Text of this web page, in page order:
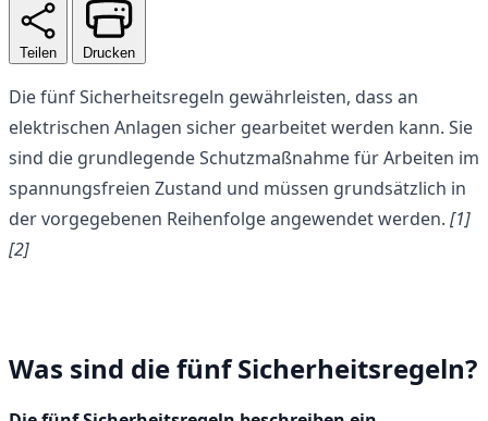
Teilen Drucken
Die fünf Sicherheitsregeln gewährleisten, dass an
elektrischen Anlagen sicher gearbeitet werden kann. Sie
sind die grundlegende Schutzmaßnahme für Arbeiten im
spannungsfreien Zustand und müssen grundsätzlich in
der vorgegebenen Reihenfolge angewendet werden. [1]
[2]
Was sind die fünf Sicherheitsregeln?